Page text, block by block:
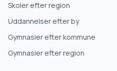
Videregående uddannelse
Skoler efter region
Uddannelser efter by
Gymnasier efter kommune
Gymnasier efter region